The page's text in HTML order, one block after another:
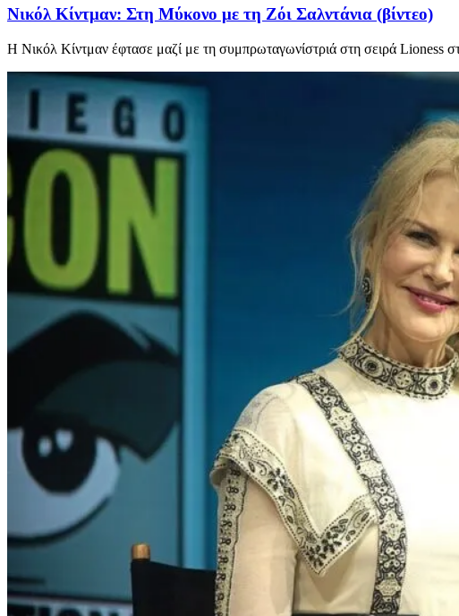
Νικόλ Κίντμαν: Στη Μύκονο με τη Ζόι Σαλντάνια (βίντεο)
Η Νικόλ Κίντμαν έφτασε μαζί με τη συμπρωταγωνίστριά στη σειρά Lioness